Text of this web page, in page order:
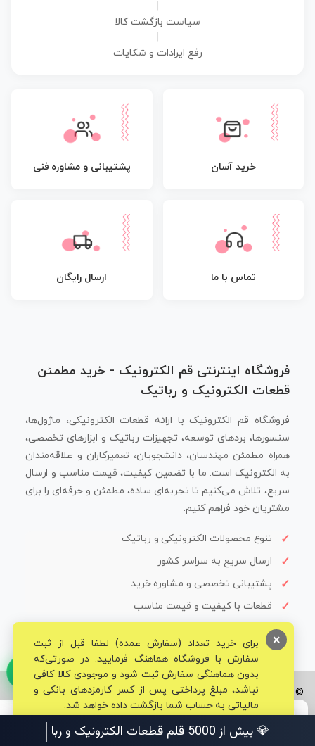
سیاست بازگشت کالا
رفع ایرادات و شکایات
خرید آسان پشتیبانی و مشاوره فنی
تماس با ما ارسال رایگان
فروشگاه اینترنتی قم الکترونیک - خرید مطمئن
قطعات الکترونیک و رباتیک
فروشگاه قم الکترونیک با ارائه قطعات الکترونیکی، ماژول‌ها،
سنسورها، بردهای توسعه، تجهیزات رباتیک و ابزارهای تخصصی،
همراه مطمئن مهندسان، دانشجویان، تعمیرکاران و علاقه‌مندان
به الکترونیک است. ما با تضمین کیفیت، قیمت مناسب و ارسال
سریع، تلاش می‌کنیم تا تجربه‌ای ساده، مطمئن و حرفه‌ای را برای
مشتریان خود فراهم کنیم.
تنوع محصولات الکترونیکی و رباتیک
ارسال سریع به سراسر کشور
پشتیبانی تخصصی و مشاوره خرید
قطعات با کیفیت و قیمت مناسب
© تمامی حقوق برای فروشگاه تخصصی قم الکترونیک محفوظ می‌باشد.
برای خرید تعداد (سفارش عمده) لطفا قبل از ثبت
سفارش با فروشگاه هماهنگ فرمایید. در صورتی‌که
بدون هماهنگی سفارش ثبت شود و موجودی کالا کافی
نباشد، مبلغ پرداختی پس از کسر کارمزدهای بانکی و
مالیاتی به حساب شما بازگشت داده خواهد شد.
×
💎 بیش از 5000 ق